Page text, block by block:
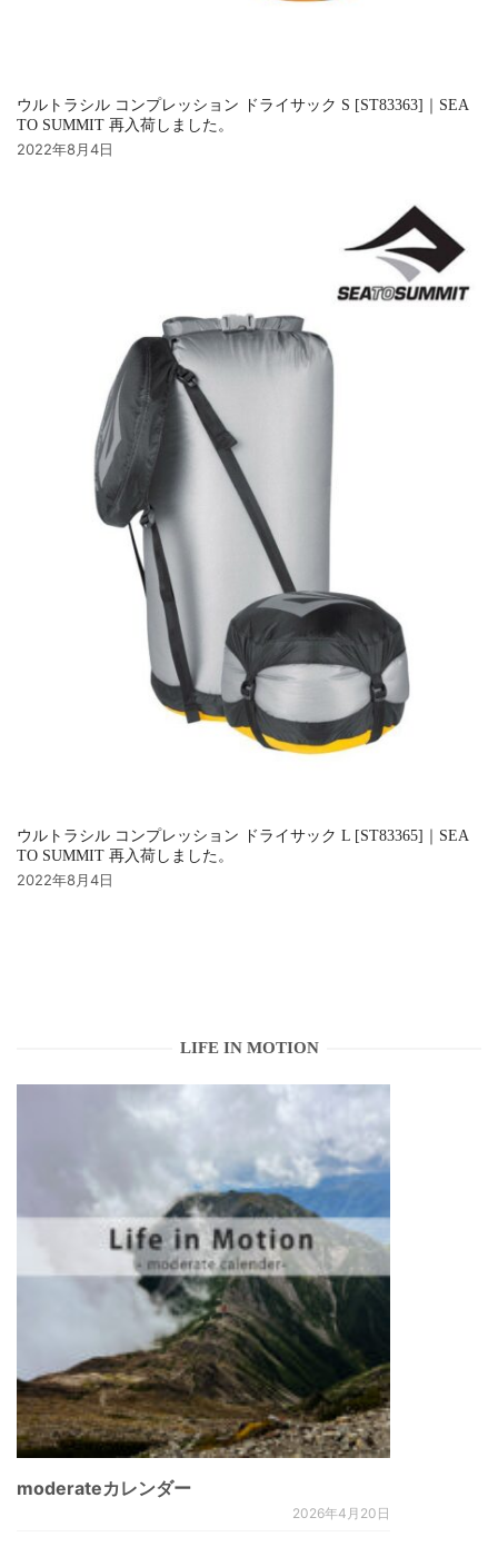
ウルトラシル コンプレッション ドライサック S [ST83363]｜SEA
TO SUMMIT 再入荷しました。
2022年8月4日
ウルトラシル コンプレッション ドライサック L [ST83365]｜SEA
TO SUMMIT 再入荷しました。
2022年8月4日
LIFE IN MOTION
moderateカレンダー
2026年4月20日